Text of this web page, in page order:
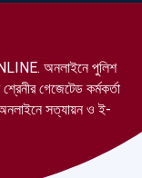
অনলাইনে পুলিশ
গেজেটেড ক‍‍র্মক‍র্তা
অনলাইনে সত্যায়ন ও ই-